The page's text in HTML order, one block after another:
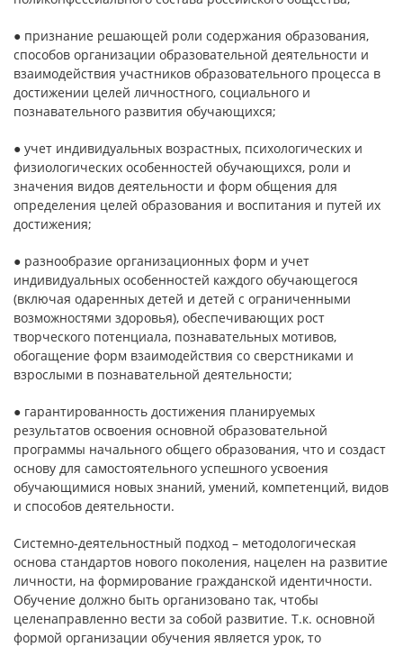
● признание решающей роли содержания образования,
способов организации образовательной деятельности и
взаимодействия участников образовательного процесса в
достижении целей личностного, социального и
познавательного развития обучающихся;
● учет индивидуальных возрастных, психологических и
физиологических особенностей обучающихся, роли и
значения видов деятельности и форм общения для
определения целей образования и воспитания и путей их
достижения;
● разнообразие организационных форм и учет
индивидуальных особенностей каждого обучающегося
(включая одаренных детей и детей с ограниченными
возможностями здоровья), обеспечивающих рост
творческого потенциала, познавательных мотивов,
обогащение форм взаимодействия со сверстниками и
взрослыми в познавательной деятельности;
● гарантированность достижения планируемых
результатов освоения основной образовательной
программы начального общего образования, что и создаст
основу для самостоятельного успешного усвоения
обучающимися новых знаний, умений, компетенций, видов
и способов деятельности.
Системно-деятельностный подход – методологическая
основа стандартов нового поколения, нацелен на развитие
личности, на формирование гражданской идентичности.
Обучение должно быть организовано так, чтобы
целенаправленно вести за собой развитие. Т.к. основной
формой организации обучения является урок, то